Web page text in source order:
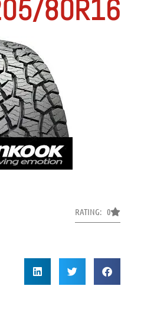
80R16
RATING: 0